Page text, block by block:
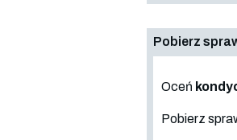
Pobierz
Oceń
Pobierz